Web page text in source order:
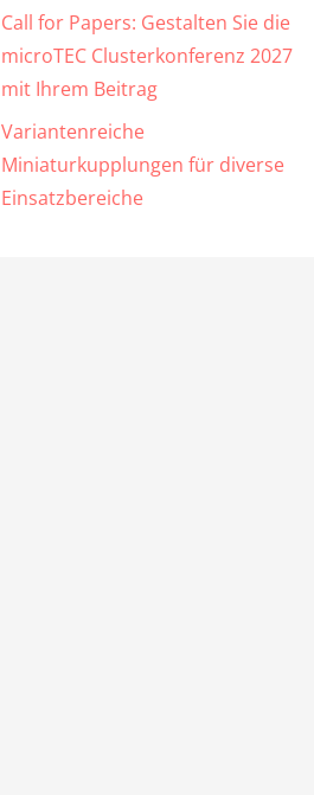
Call for Papers: Gestalten Sie die
microTEC Clusterkonferenz 2027
mit Ihrem Beitrag
Variantenreiche
Miniaturkupplungen für diverse
Einsatzbereiche